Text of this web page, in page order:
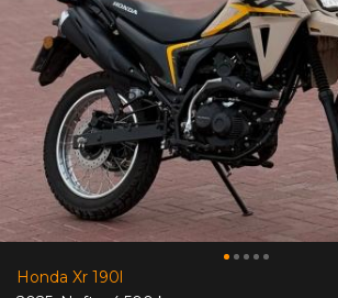
Honda Xr 190l